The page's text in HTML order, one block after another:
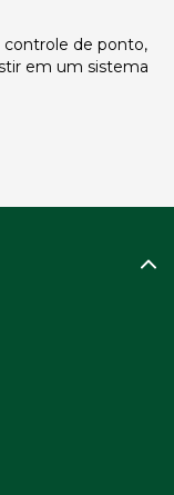
controle de ponto,
em um sistema